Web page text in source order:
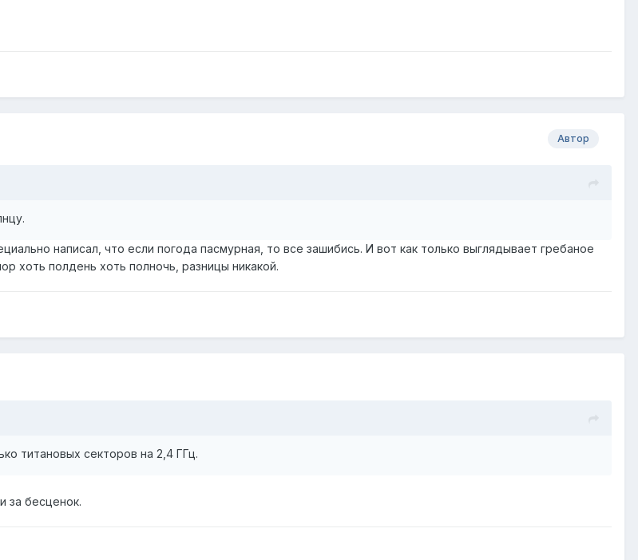
Автор
написал, что если погода пасмурная, то все зашибись. И вот как только выглядывает гребаное
хоть полдень хоть полночь, разницы никакой.
титановых секторов на 2,4 ГГц.
за бесценок.